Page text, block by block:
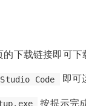
的下载链接即可下
Code
即可
按提示完